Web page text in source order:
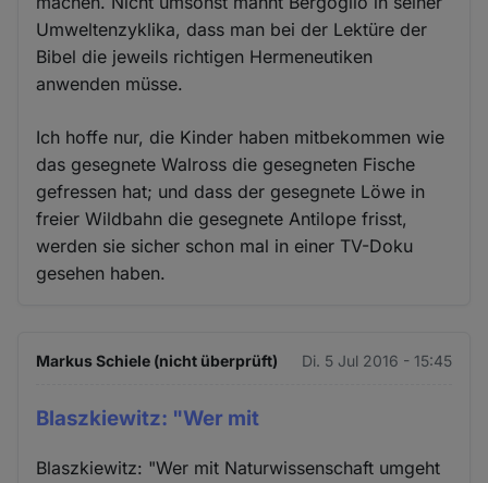
Umweltenzyklika, dass man bei der Lektüre der
Bibel die jeweils richtigen Hermeneutiken
anwenden müsse.
Ich hoffe nur, die Kinder haben mitbekommen wie
das gesegnete Walross die gesegneten Fische
gefressen hat; und dass der gesegnete Löwe in
freier Wildbahn die gesegnete Antilope frisst,
werden sie sicher schon mal in einer TV-Doku
gesehen haben.
Markus Schiele (nicht überprüft) Di. 5 Jul 2016 - 15:45
Blaszkiewitz: "Wer mit
Blaszkiewitz: "Wer mit Naturwissenschaft umgeht